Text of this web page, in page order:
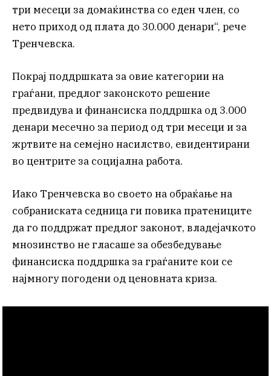
три месеци за домаќинства со еден член, со
нето приход од плата до 30.000 денари“, рече
Тренчевска.
Покрај поддршката за овие категории на
граѓани, предлог законското решение
предвидува и финансиска поддршка од 3.000
денари месечно за период од три месеци и за
жртвите на семејно насилство, евидентирани
во центрите за социјална работа.
Иако Тренчевска во своето на обраќање на
собраниската седница ги повика пратениците
да го поддржат предлог законот, владејачкото
мнозинство не гласаше за обезбедување
финансиска поддршка за граѓаните кои се
најмногу погодени од ценовната криза.